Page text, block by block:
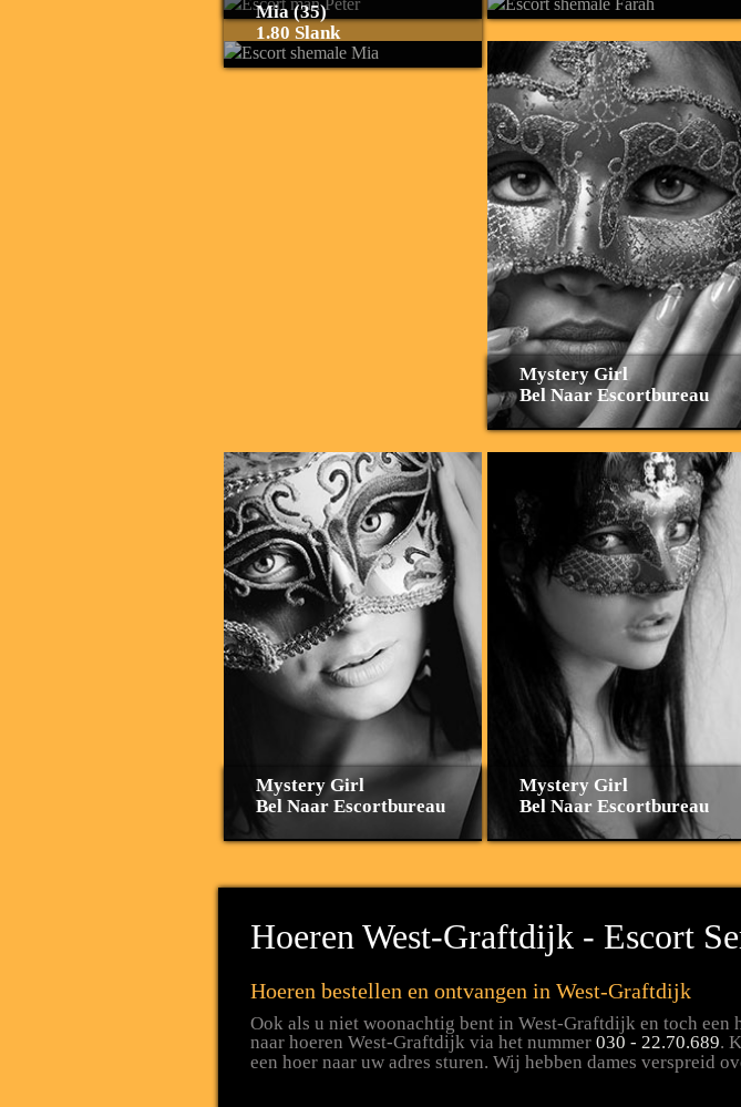
Mia (35)
1.80 Slank
Mystery Girl
Bel Naar Escortbureau
Mystery Girl
Bel Naar Escortbureau
Mystery Girl
Bel Naar Escortbureau
Hoeren West-Graftdijk - Escort
Hoeren bestellen en ontvangen in West-Graftdijk
Ook als u niet woonachtig bent in West-Graftdijk en toch
naar hoeren West-Graftdijk via het nummer 030 - 22.70.689.
een hoer naar uw adres sturen. Wij hebben dames verspreid